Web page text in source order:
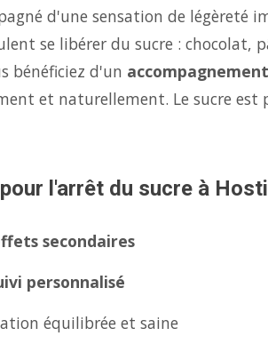
d'une sensation de légèreté
se libérer du sucre : chocolat,
bénéficiez d'un
et naturellement. Le sucre
l'arrêt du sucre à
secondaires
personnalisé
équilibrée et saine